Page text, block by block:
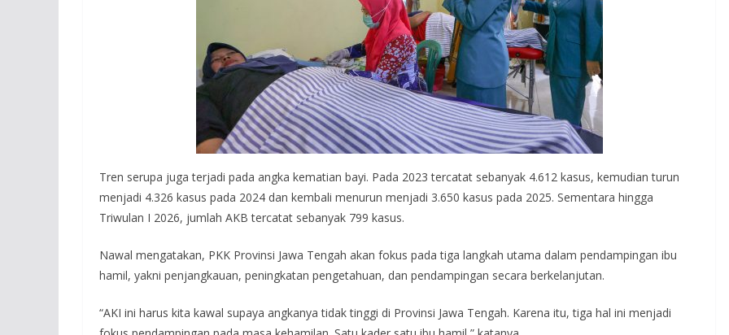
Tren serupa juga terjadi pada angka kematian bayi. Pada 2023 tercatat sebanyak 4.612 kasus, kemudian turun
menjadi 4.326 kasus pada 2024 dan kembali menurun menjadi 3.650 kasus pada 2025. Sementara hingga
Triwulan I 2026, jumlah AKB tercatat sebanyak 799 kasus.
Nawal mengatakan, PKK Provinsi Jawa Tengah akan fokus pada tiga langkah utama dalam pendampingan ibu
hamil, yakni penjangkauan, peningkatan pengetahuan, dan pendampingan secara berkelanjutan.
“AKI ini harus kita kawal supaya angkanya tidak tinggi di Provinsi Jawa Tengah. Karena itu, tiga hal ini menjadi